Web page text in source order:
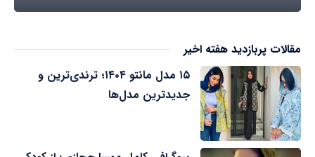
مقالات پربازدید هفته اخیر
۱۵ مدل مانتو ۱۴۰۴؛ ترندی‌ترین و
جدیدترین مدل‌ها